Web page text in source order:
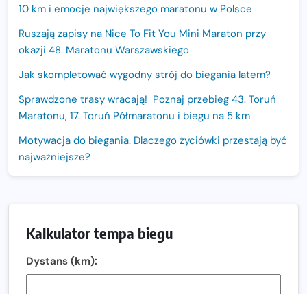
10 km i emocje największego maratonu w Polsce
Ruszają zapisy na Nice To Fit You Mini Maraton przy
okazji 48. Maratonu Warszawskiego
Jak skompletować wygodny strój do biegania latem?
Sprawdzone trasy wracają! Poznaj przebieg 43. Toruń
Maratonu, 17. Toruń Półmaratonu i biegu na 5 km
Motywacja do biegania. Dlaczego życiówki przestają być
najważniejsze?
Sprawdzony przebieg i profil stworzony do szybkiego
biegania
Kalkulator tempa biegu
Dystans (km):